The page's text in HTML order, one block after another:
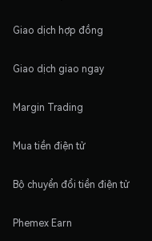
Giao dịch hợp đồng
Giao dịch giao ngay
Margin Trading
Mua tiền điện tử
Bộ chuyển đổi tiền điện tử
Phemex Earn